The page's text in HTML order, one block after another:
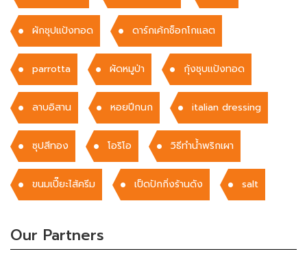
ผักชุปแป้งทอด ดาร์กเค้กช็อกโกแลต
parrotta ผัดหมูป่า กุ้งชุบเเป้งทอด
ลาบอิสาน หอยปีกนก italian dressing
ซุปสีทอง โอริโอ วิธีทำน้ำพริกเผา
ขนมเปี๊ยะไส้ครีม เป็ดปักกิ่งร้านดัง salt
Our Partners